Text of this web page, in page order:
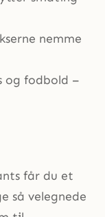
nemme
og fodbold –
får du et
så velegnede